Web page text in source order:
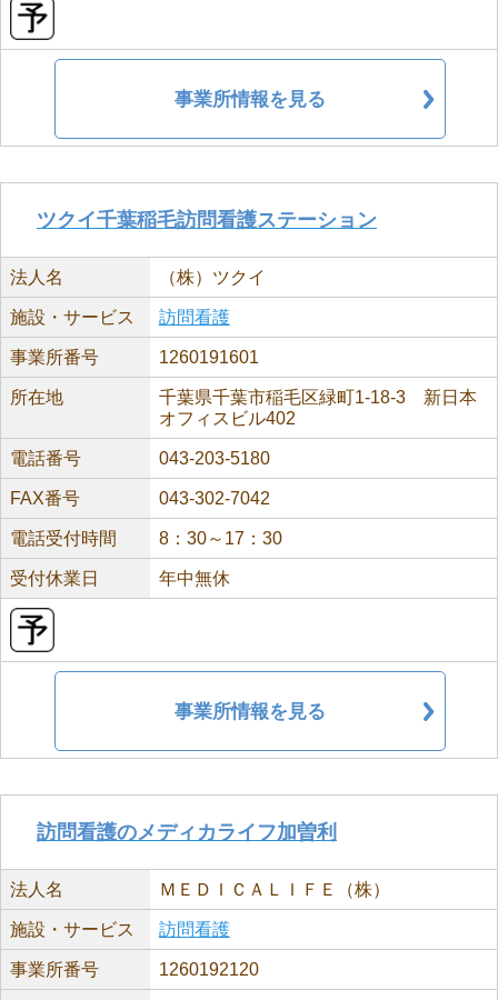
事業所情報を見る
ツクイ千葉稲毛訪問看護ステーション
法人名 （株）ツクイ
施設・サービス 訪問看護
事業所番号 1260191601
所在地
千葉県千葉市稲毛区緑町1-18-3 新日本
オフィスビル402
電話番号 043-203-5180
FAX番号 043-302-7042
電話受付時間 8：30～17：30
受付休業日 年中無休
事業所情報を見る
訪問看護のメディカライフ加曽利
法人名 ＭＥＤＩＣＡＬＩＦＥ（株）
施設・サービス 訪問看護
事業所番号 1260192120